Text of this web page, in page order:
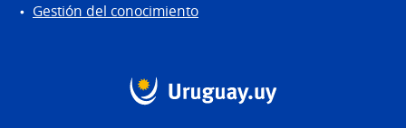
Gestión del conocimiento